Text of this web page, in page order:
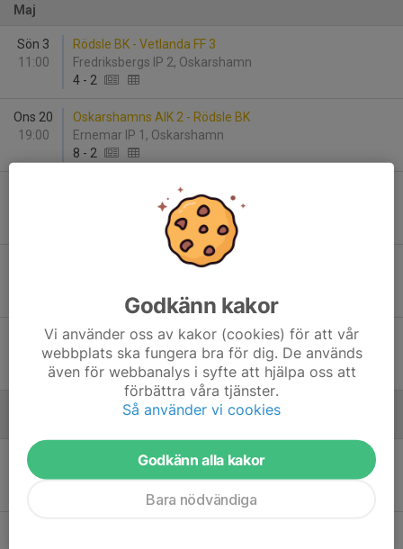
Maj
Sön 3
11:00
Rödsle BK - Vetlanda FF 3
Fredriksbergs IP 2, Oskarshamn
4 - 2
Ons 20
19:00
Oskarshamns AIK 2 - Rödsle BK
Ernemar IP 1, Oskarshamn
8 - 2
Rödsle BK - Gamleby FF
Fredriksbergs IP 2, Oskarshamn
Rödsle BK - Hjältevads Mariannelunds IS
Sön 31
14:00
Ankarsrums IS 7-m - Rödsle BK
Bruksliden 1, Ankarsrum
2 -10
Sön 7
11:00
Rödsle BK - Södra Vi IF
Godkänn kakor
Vi använder oss av kakor (cookies) för att vår
webbplats ska fungera bra för dig. De används
även för webbanalys i syfte att hjälpa oss att
förbättra våra tjänster.
Så använder vi cookies
Godkänn alla kakor
Bara nödvändiga